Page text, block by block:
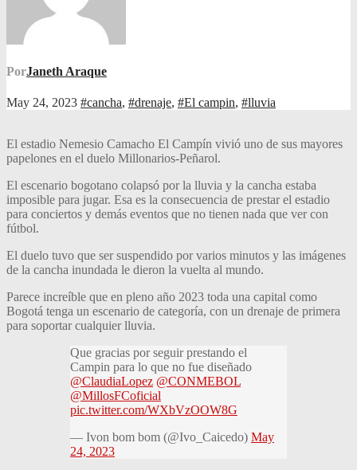
PorJaneth Araque
May 24, 2023 #cancha, #drenaje, #El campin, #lluvia
El estadio Nemesio Camacho El Campín vivió uno de sus mayores
papelones en el duelo Millonarios-Peñarol.
El escenario bogotano colapsó por la lluvia y la cancha estaba
imposible para jugar. Esa es la consecuencia de prestar el estadio
para conciertos y demás eventos que no tienen nada que ver con
fútbol.
El duelo tuvo que ser suspendido por varios minutos y las imágenes
de la cancha inundada le dieron la vuelta al mundo.
Parece increíble que en pleno año 2023 toda una capital como
Bogotá tenga un escenario de categoría, con un drenaje de primera
para soportar cualquier lluvia.
Que gracias por seguir prestando el
Campin para lo que no fue diseñado
@ClaudiaLopez @CONMEBOL
@MillosFCoficial
pic.twitter.com/WXbVzOOW8G
— Ivon bom bom (@Ivo_Caicedo) May
24, 2023